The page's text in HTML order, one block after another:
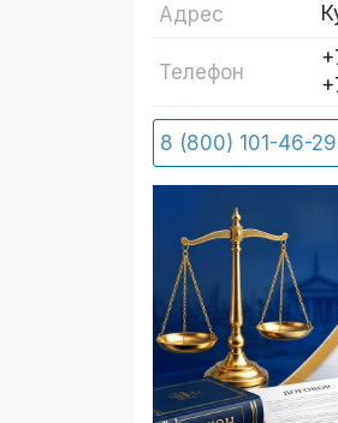
Адрес
Телефон
8 (800) 101-46-29